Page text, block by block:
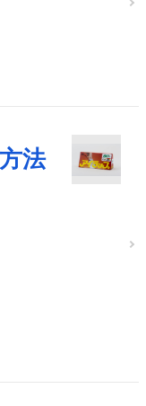
法